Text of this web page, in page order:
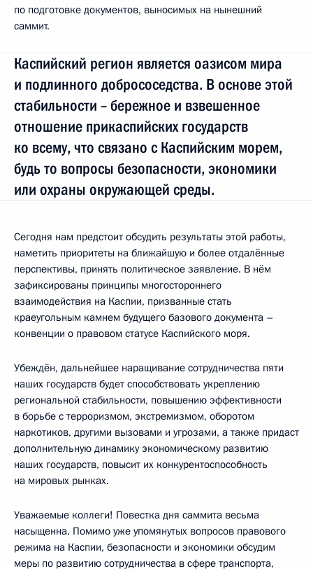
по подготовке документов, выносимых на нынешний
саммит.
Каспийский регион является оазисом мира
и подлинного добрососедства. В основе этой
стабильности – бережное и взвешенное
отношение прикаспийских государств
ко всему, что связано с Каспийским морем,
будь то вопросы безопасности, экономики
или охраны окружающей среды.
Сегодня нам предстоит обсудить результаты этой работы,
наметить приоритеты на ближайшую и более отдалённые
перспективы, принять политическое заявление. В нём
зафиксированы принципы многостороннего
взаимодействия на Каспии, призванные стать
краеугольным камнем будущего базового документа –
конвенции о правовом статусе Каспийского моря.
Убеждён, дальнейшее наращивание сотрудничества пяти
наших государств будет способствовать укреплению
региональной стабильности, повышению эффективности
в борьбе с терроризмом, экстремизмом, оборотом
наркотиков, другими вызовами и угрозами, а также придаст
дополнительную динамику экономическому развитию
наших государств, повысит их конкурентоспособность
на мировых рынках.
Уважаемые коллеги! Повестка дня саммита весьма
насыщенна. Помимо уже упомянутых вопросов правового
режима на Каспии, безопасности и экономики обсудим
меры по развитию сотрудничества в сфере транспорта,